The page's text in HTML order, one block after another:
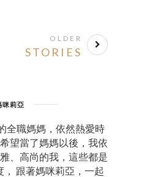
OLDER
STORIES
咪莉亞
全職媽媽，依然熱愛時
望當了媽媽以後，我依
、高尚的我，這些都是
， 跟著媽咪莉亞，一起